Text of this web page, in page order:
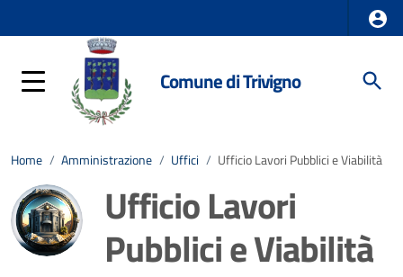
Comune di Trivigno
Home / Amministrazione / Uffici / Ufficio Lavori Pubblici e Viabilità
Ufficio Lavori
Pubblici e Viabilità